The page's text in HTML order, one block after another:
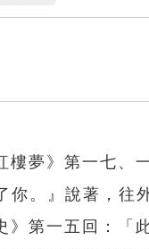
樓夢》第一七、
你。』說著，往
》第一五回：「